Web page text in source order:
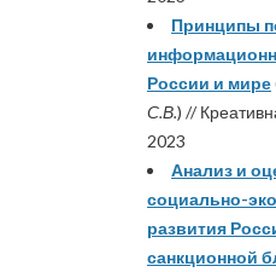
Принципы
России и мире
С.В.) //
2023
Анализ и
социально-
развития
санкционной